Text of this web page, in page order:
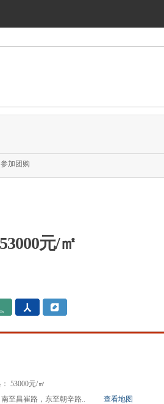
参加团购
元/㎡
53000元/㎡
至昌崔路，东至朝辛路..
查看地图